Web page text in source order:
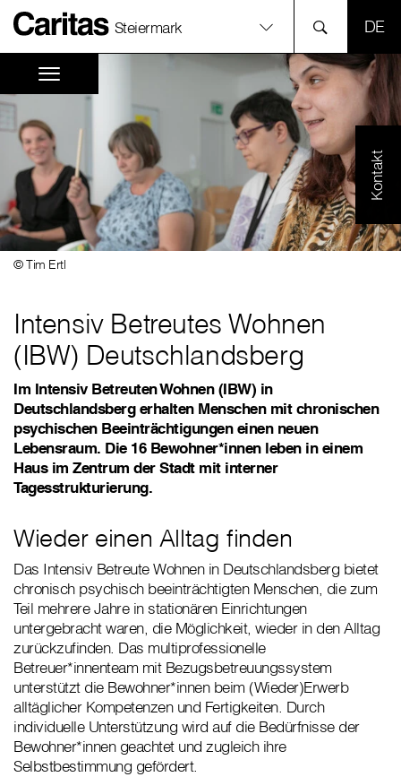
Steiermark
Kontakt
© Tim Ertl
Intensiv Betreutes Wohnen
(IBW) Deutschlandsberg
Im Intensiv Betreuten Wohnen (IBW) in
Deutschlandsberg erhalten Menschen mit chronischen
psychischen Beeinträchtigungen einen neuen
Lebensraum. Die 16 Bewohner*innen leben in einem
Haus im Zentrum der Stadt mit interner
Tagesstrukturierung.
Wieder einen Alltag finden
Das Intensiv Betreute Wohnen in Deutschlandsberg bietet
chronisch psychisch beeinträchtigten Menschen, die zum
Teil mehrere Jahre in stationären Einrichtungen
untergebracht waren, die Möglichkeit, wieder in den Alltag
zurückzufinden. Das multiprofessionelle
Betreuer*innenteam mit Bezugsbetreuungssystem
unterstützt die Bewohner*innen beim (Wieder)Erwerb
alltäglicher Kompetenzen und Fertigkeiten. Durch
individuelle Unterstützung wird auf die Bedürfnisse der
Bewohner*innen geachtet und zugleich ihre
Selbstbestimmung gefördert.